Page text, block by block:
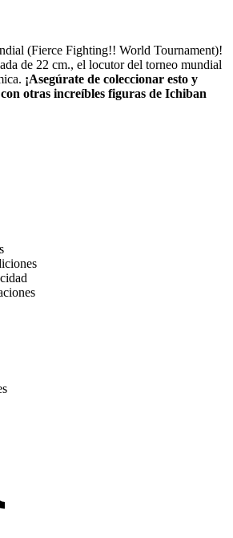
(Fierce Fighting!! World Tournament)!
de 22 cm., el locutor del torneo mundial
¡Asegúrate de coleccionar esto y
otras increíbles figuras de Ichiban